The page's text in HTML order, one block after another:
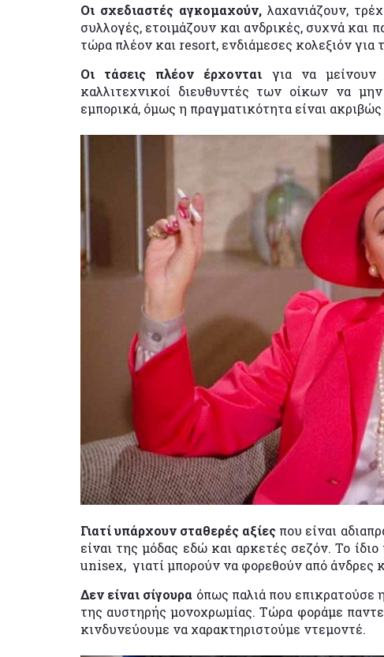
Oι σχεδιαστές αγκομαχούν,λαχανιάζουν,
συλλογές, ετοιμάζουν και ανδρικές, συχνά και
τώρα πλέον και resort, ενδιάμεσες κολεξιόν για
Οι τάσεις πλέον έρχονται για να μείνουν
καλλιτεχνικοί διευθυντές των οίκων να
εμπορικά, όμως η πραγματικότητα είναι
Γιατί υπάρχουν σταθερές αξίες που είναι
είναι της μόδας εδώ και αρκετές σεζόν. Το
unisex, γιατί μπορούν να φορεθούν από άνδρες
Δεν είναι σίγουρα όπως παλιά που επικρατούσε
της αυστηρής μονοχρωμίας. Τώρα φοράμε
κινδυνεύουμε να χαρακτηριστούμε ντεμοντέ.